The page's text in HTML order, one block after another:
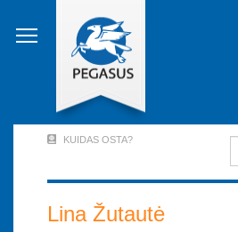
edasi
põhisisu
Account
Menu
KUIDAS OSTA?
Lina Žutautė